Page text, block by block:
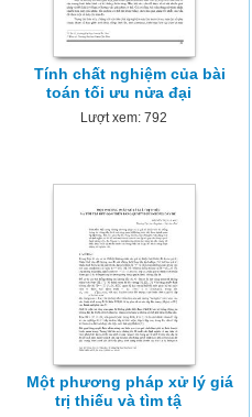
Tính chất nghiệm của bài
toán tối ưu nửa đại
Lượt xem: 792
Một phương pháp xử lý giá
trị thiếu và tìm tậ